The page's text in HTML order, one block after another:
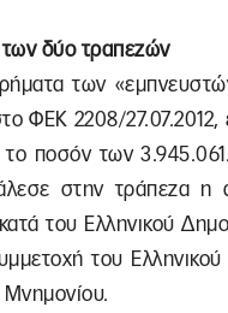
των δύο τραπεζών
των
ΦΕΚ 2208/27.07.2012,
το ποσόν των
στην τράπεζα
του Ελληνικού
του